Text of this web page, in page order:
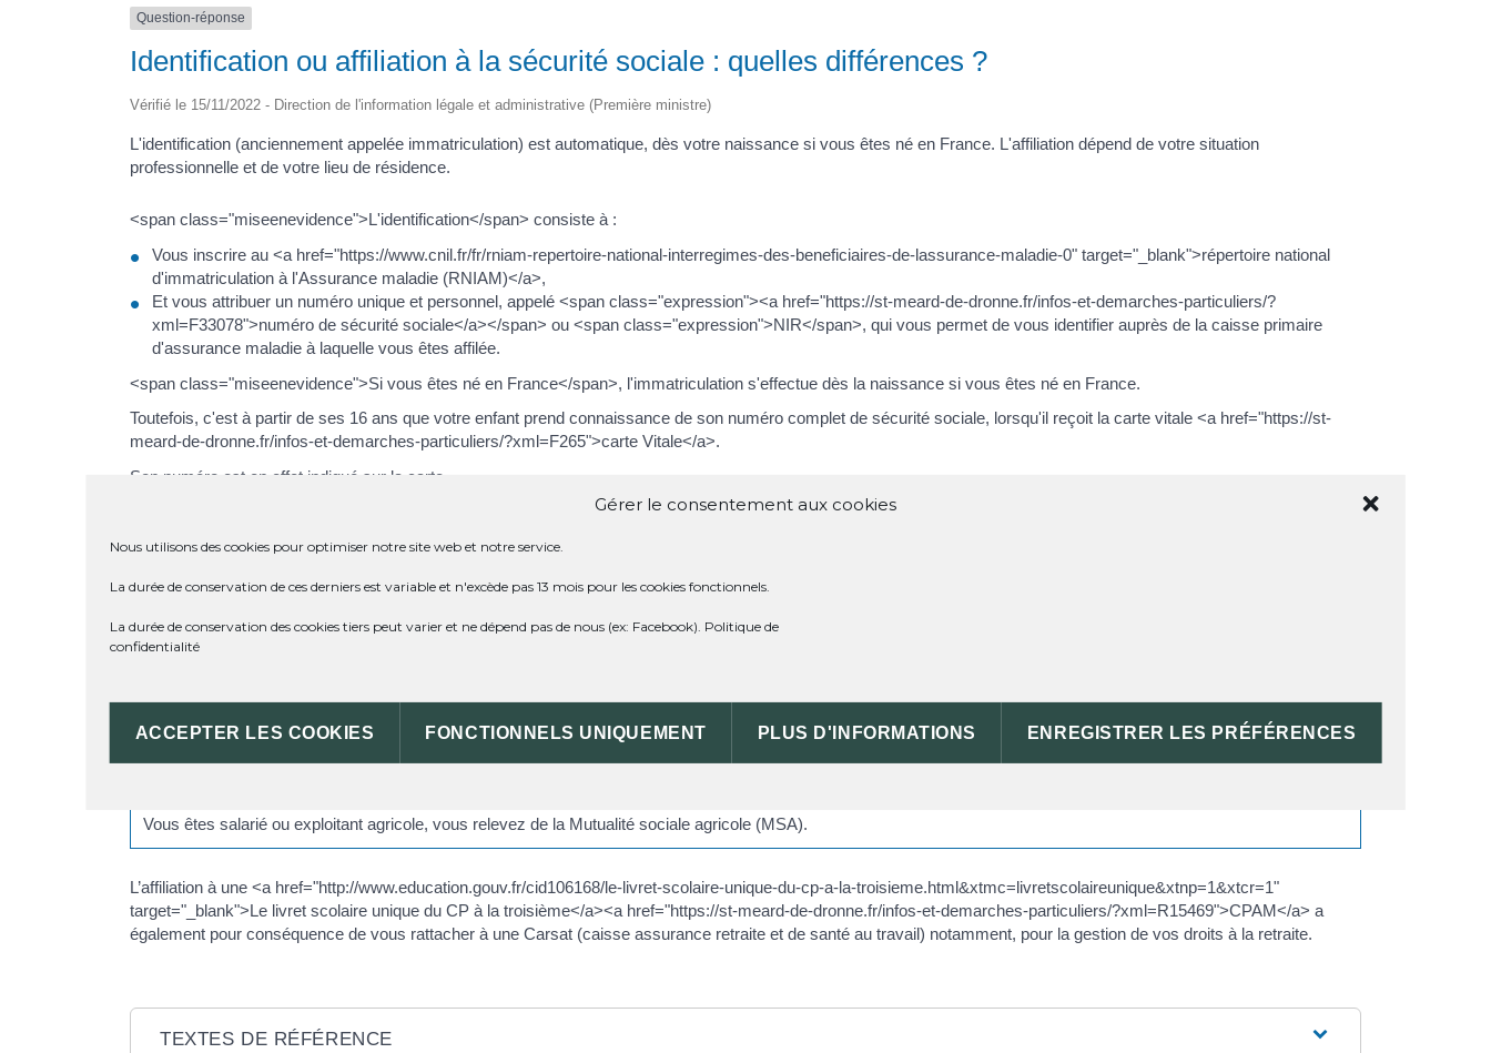
Gérer le consentement aux cookies
Nous utilisons des cookies pour optimiser notre site web et notre service.
La durée de conservation de ces derniers est variable et n'excède pas 13 mois pour les cookies fonctionnels.
La durée de conservation des cookies tiers peut varier et ne dépend pas de nous (ex: Facebook). Politique de
confidentialité
ACCEPTER LES COOKIES FONCTIONNELS UNIQUEMENT PLUS D'INFORMATIONS ENREGISTRER LES PRÉFÉRENCES
Question-réponse
Identification ou affiliation à la sécurité sociale : quelles différences ?
Vérifié le 15/11/2022 - Direction de l'information légale et administrative (Première ministre)
L'identification (anciennement appelée immatriculation) est automatique, dès votre naissance si vous êtes né en France. L'affiliation dépend de votre situation
professionnelle et de votre lieu de résidence.
<span class="miseenevidence">L'identification</span> consiste à :
Vous inscrire au <a href="https://www.cnil.fr/fr/rniam-repertoire-national-interregimes-des-beneficiaires-de-lassurance-maladie-0" target="_blank">répertoire national
d'immatriculation à l'Assurance maladie (RNIAM)</a>,
Et vous attribuer un numéro unique et personnel, appelé <span class="expression"><a href="https://st-meard-de-dronne.fr/infos-et-demarches-particuliers/?
xml=F33078">numéro de sécurité sociale</a></span> ou <span class="expression">NIR</span>, qui vous permet de vous identifier auprès de la caisse primaire
d'assurance maladie à laquelle vous êtes affilée.
<span class="miseenevidence">Si vous êtes né en France</span>, l'immatriculation s'effectue dès la naissance si vous êtes né en France.
Toutefois, c'est à partir de ses 16 ans que votre enfant prend connaissance de son numéro complet de sécurité sociale, lorsqu'il reçoit la carte vitale <a href="https://st-
meard-de-dronne.fr/infos-et-demarches-particuliers/?xml=F265">carte Vitale</a>.
Son numéro est en effet indiqué sur la carte.
Si votre enfant ne possède pas encore de carte Vitale, son numéro de sécurité sociale (NIR) est indiqué sur votre <span class="miseenevidence">attestation de
maladie.
Exemple
Vous êtes salarié, vous relevez de la Caisse nationale d'assurance maladie (Cnam). Au niveau local, sauf exceptions, vous êtes rattaché à la <a href="https://st-
meard-de-dronne.fr/infos-et-demarches-particuliers/?xml=R15469">CPAM</a> de votre <a href="https://st-meard-de-dronne.fr/infos-et-demarches-particuliers/?
Vous êtes salarié ou exploitant agricole, vous relevez de la Mutualité sociale agricole (MSA).
L’affiliation à une <a href="http://www.education.gouv.fr/cid106168/le-livret-scolaire-unique-du-cp-a-la-troisieme.html&xtmc=livretscolaireunique&xtnp=1&xtcr=1"
target="_blank">Le livret scolaire unique du CP à la troisième</a><a href="https://st-meard-de-dronne.fr/infos-et-demarches-particuliers/?xml=R15469">CPAM</a> a
également pour conséquence de vous rattacher à une Carsat (caisse assurance retraite et de santé au travail) notamment, pour la gestion de vos droits à la retraite.
TEXTES DE RÉFÉRENCE